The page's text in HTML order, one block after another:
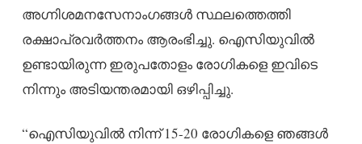
അഗ്നിശമനസേനാംഗങ്ങൾ സ്ഥലത്തെത്തി
രക്ഷാപ്രവർത്തനം ആരംഭിച്ചു. ഐസിയുവിൽ
ഉണ്ടായിരുന്ന ഇരുപതോളം രോഗികളെ ഇവിടെ
നിന്നും അടിയന്തരമായി ഒഴിപ്പിച്ചു.
“ഐസിയുവിൽ നിന്ന് 15-20 രോഗികളെ ഞങ്ങൾ